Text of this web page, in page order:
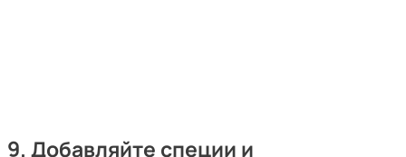
9. Добавляйте специи и